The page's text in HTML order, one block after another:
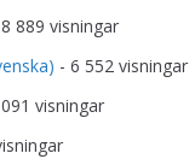
889 visningar
- 6 552 visningar
visningar